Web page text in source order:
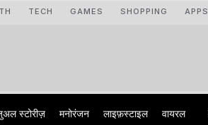
TECH GAMES SHOPPING APPS
स्टोरीज़ मनोरंजन लाइफ़स्टाइल वायरल